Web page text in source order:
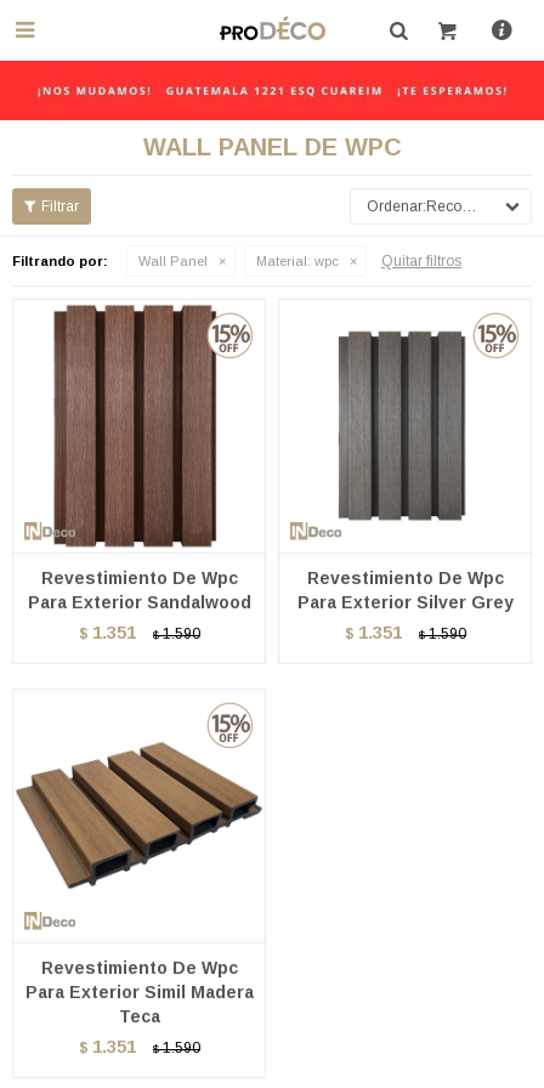

WALL PANEL DE WPC
Recomendados
Filtrando por: Wall Panel Material: wpc Quitar filtros
Revestimiento De Wpc
Para Exterior Sandalwood
$ 1.351 $ 1.590
Revestimiento De Wpc
Para Exterior Silver Grey
$ 1.351 $ 1.590
Revestimiento De Wpc
Para Exterior Simil Madera
Teca
$ 1.351 $ 1.590